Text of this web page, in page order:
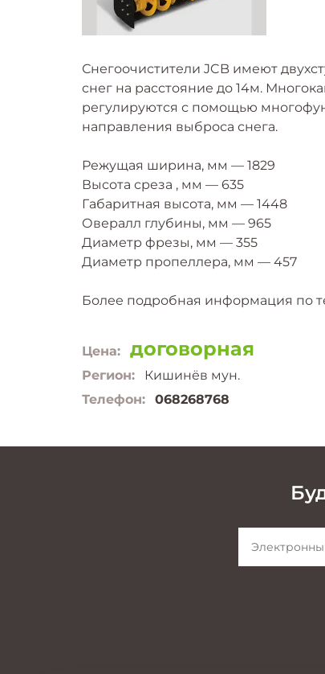
Снегоочистители JCB имеют
снег на расстояние до 14м.
регулируются с помощью
направления выброса снега.
Режущая ширина, мм — 1829
Высота среза , мм — 635
Габаритная высота, мм — 1448
Овералл глубины, мм — 965
Диаметр фрезы, мм — 355
Диаметр пропеллера, мм — 457
Более подробная информация по
Цена: договорная
Регион:
Кишинёв мун.
Телефон:
068268768